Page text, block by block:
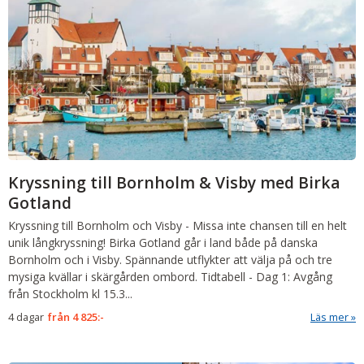
Kryssning till Bornholm & Visby med Birka
Gotland
Kryssning till Bornholm och Visby - Missa inte chansen till en helt
unik långkryssning! Birka Gotland går i land både på danska
Bornholm och i Visby. Spännande utflykter att välja på och tre
mysiga kvällar i skärgården ombord. Tidtabell - Dag 1: Avgång
från Stockholm kl 15.3...
4 dagar från 4 825:- Läs mer